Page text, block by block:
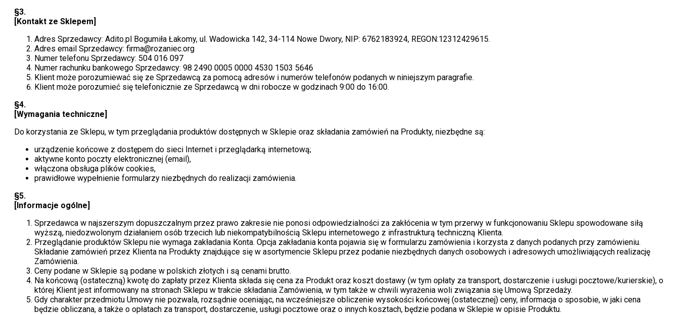
§3.
[Kontakt ze Sklepem]
Adres Sprzedawcy: Adito.pl Bogumiła Łakomy, ul. Wadowicka 142, 34-114 Nowe Dwory, NIP: 6762183924, REGON:12312429615.
Adres email Sprzedawcy: firma@rozaniec.org
Numer telefonu Sprzedawcy: 504 016 097
Numer rachunku bankowego Sprzedawcy: 98 2490 0005 0000 4530 1503 5646
Klient może porozumiewać się ze Sprzedawcą za pomocą adresów i numerów telefonów podanych w niniejszym paragrafie.
Klient może porozumieć się telefonicznie ze Sprzedawcą w dni robocze w godzinach 9:00 do 16:00.
§4.
[Wymagania techniczne]
Do korzystania ze Sklepu, w tym przeglądania produktów dostępnych w Sklepie oraz składania zamówień na Produkty, niezbędne są:
urządzenie końcowe z dostępem do sieci Internet i przeglądarką internetową;
aktywne konto poczty elektronicznej (email),
włączona obsługa plików cookies,
prawidłowe wypełnienie formularzy niezbędnych do realizacji zamówienia.
§5.
[Informacje ogólne]
Sprzedawca w najszerszym dopuszczalnym przez prawo zakresie nie ponosi odpowiedzialności za zakłócenia w tym przerwy w funkcjonowaniu Sklepu spowodowane siłą
wyższą, niedozwolonym działaniem osób trzecich lub niekompatybilnością Sklepu internetowego z infrastrukturą techniczną Klienta.
Przeglądanie produktów Sklepu nie wymaga zakładania Konta. Opcja zakładania konta pojawia się w formularzu zamówienia i korzysta z danych podanych przy zamówieniu.
Składanie zamówień przez Klienta na Produkty znajdujące się w asortymencie Sklepu przez podanie niezbędnych danych osobowych i adresowych umożliwiających realizację
Zamówienia.
Ceny podane w Sklepie są podane w polskich złotych i są cenami brutto.
Na końcową (ostateczną) kwotę do zapłaty przez Klienta składa się cena za Produkt oraz koszt dostawy (w tym opłaty za transport, dostarczenie i usługi pocztowe/kurierskie), o
której Klient jest informowany na stronach Sklepu w trakcie składania Zamówienia, w tym także w chwili wyrażenia woli związania się Umową Sprzedaży.
Gdy charakter przedmiotu Umowy nie pozwala, rozsądnie oceniając, na wcześniejsze obliczenie wysokości końcowej (ostatecznej) ceny, informacja o sposobie, w jaki cena
będzie obliczana, a także o opłatach za transport, dostarczenie, usługi pocztowe oraz o innych kosztach, będzie podana w Sklepie w opisie Produktu.